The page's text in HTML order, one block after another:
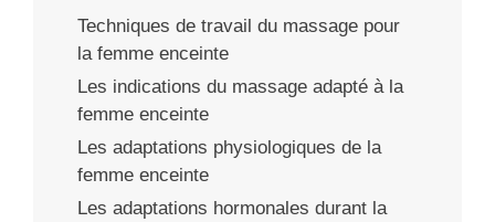
Techniques de travail du massage pour
la femme enceinte
Les indications du massage adapté à la
femme enceinte
Les adaptations physiologiques de la
femme enceinte
Les adaptations hormonales durant la